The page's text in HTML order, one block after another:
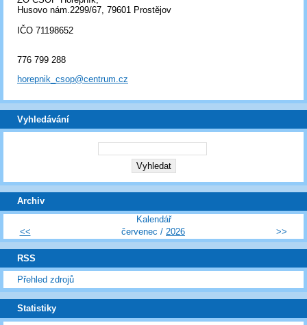
Husovo nám.2299/67, 79601 Prostějov
IČO 71198652
776 799 288
horepnik_csop@centrum.cz
Vyhledávání
Archiv
Kalendář
<<
červenec / 2026 >>
RSS
Přehled zdrojů
Statistiky